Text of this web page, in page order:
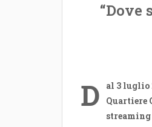
“Dove
D
al 3 luglio
Quartiere
streaming